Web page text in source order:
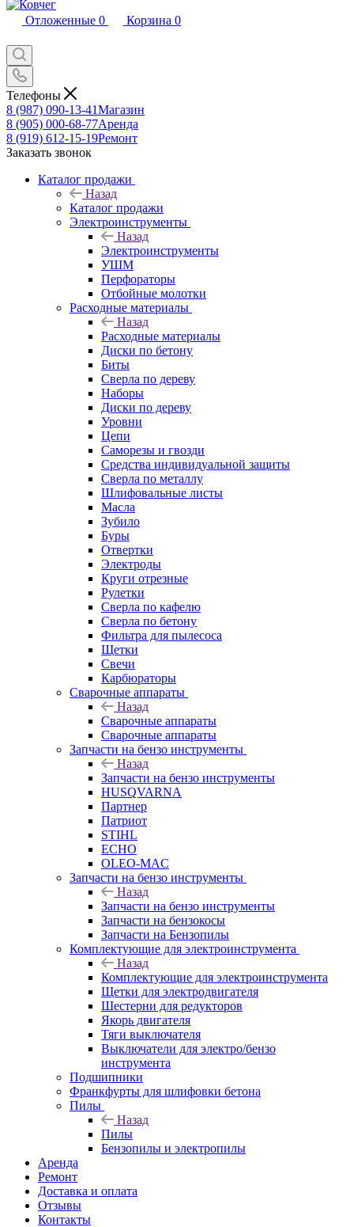
Отложенные 0 Корзина 0
Телефоны
8 (987) 090-13-41Магазин
8 (905) 000-68-77Аренда
8 (919) 612-15-19Ремонт
Заказать звонок
Каталог продажи
Назад
Каталог продажи
Электроинструменты
Назад
Электроинструменты
УШМ
Перфораторы
Отбойные молотки
Расходные материалы
Назад
Расходные материалы
Диски по бетону
Биты
Сверла по дереву
Наборы
Диски по дереву
Уровни
Цепи
Саморезы и гвозди
Средства индивидуальной защиты
Сверла по металлу
Шлифовальные листы
Масла
Зубило
Буры
Отвертки
Электроды
Круги отрезные
Рулетки
Сверла по кафелю
Сверла по бетону
Фильтра для пылесоса
Щетки
Свечи
Карбюраторы
Сварочные аппараты
Назад
Сварочные аппараты
Сварочные аппараты
Запчасти на бензо инструменты
Назад
Запчасти на бензо инструменты
HUSQVARNA
Партнер
Патриот
STIHL
ECHO
OLEO-MAC
Запчасти на бензо инструменты
Назад
Запчасти на бензо инструменты
Запчасти на бензокосы
Запчасти на Бензопилы
Комплектующие для электроинструмента
Назад
Комплектующие для электроинструмента
Щетки для электродвигателя
Шестерни для редукторов
Якорь двигателя
Тяги выключателя
Выключатели для электро/бензо
инструмента
Подшипники
Франкфурты для шлифовки бетона
Пилы
Назад
Пилы
Бензопилы и электропилы
Аренда
Ремонт
Доставка и оплата
Отзывы
Контакты